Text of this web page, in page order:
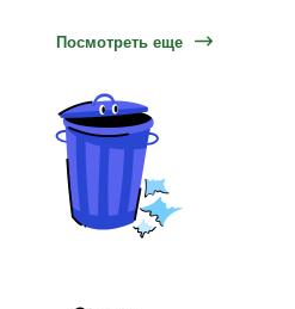
Посмотреть еще